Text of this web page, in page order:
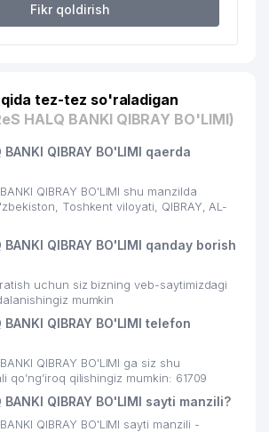
Fikr qoldirish
tez-tez so'raladigan
HALQ BANKI QIBRAY BO'LIMI)
BANKI QIBRAY BO'LIMI qaerda
QIBRAY BO'LIMI shu manzilda
Toshkent viloyati, QIBRAY, AL-
BANKI QIBRAY BO'LIMI qanday borish
uchun siz bizning veb-saytimizdagi
mumkin
BANKI QIBRAY BO'LIMI telefon
QIBRAY BO'LIMI ga siz shu
qo’ng’iroq qilishingiz mumkin: 61709
BANKI QIBRAY BO'LIMI sayti manzili?
QIBRAY BO'LIMI sayti manzili -